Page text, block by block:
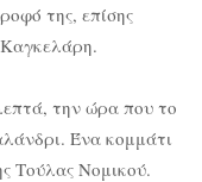
της, επίσης
την ώρα που το
Ένα κομμάτι
Τούλας Νομικού.